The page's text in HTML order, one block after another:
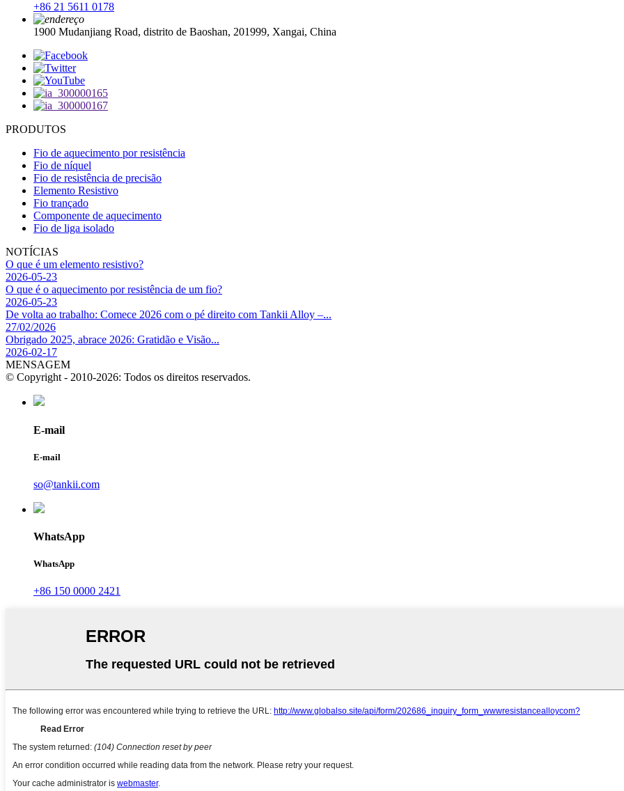
+86 21 5611 0178
1900 Mudanjiang Road, distrito de Baoshan, 201999, Xangai, China
PRODUTOS
Fio de aquecimento por resistência
Fio de níquel
Fio de resistência de precisão
Elemento Resistivo
Fio trançado
Componente de aquecimento
Fio de liga isolado
NOTÍCIAS
O que é um elemento resistivo?
2026-05-23
O que é o aquecimento por resistência de um fio?
2026-05-23
De volta ao trabalho: Comece 2026 com o pé direito com Tankii Alloy –...
27/02/2026
Obrigado 2025, abrace 2026: Gratidão e Visão...
2026-02-17
MENSAGEM
© Copyright - 2010-2026: Todos os direitos reservados.
E-mail
E-mail
so@tankii.com
WhatsApp
WhatsApp
+86 150 0000 2421